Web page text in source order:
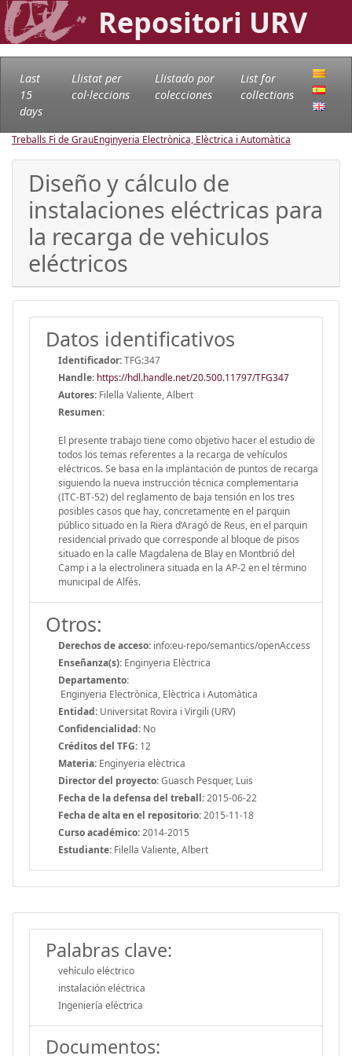
Repositori URV
Last
15
days
Llistat per
col·leccions
Llistado por
colecciones
List for
collections
Treballs Fi de GrauEnginyeria Electrònica, Elèctrica i Automàtica
Diseño y cálculo de
instalaciones eléctricas para
la recarga de vehiculos
eléctricos
Datos identificativos
Identificador:TFG:347
Handle: https://hdl.handle.net/20.500.11797/TFG347
Autores: Filella Valiente, Albert
Resumen:
El presente trabajo tiene como objetivo hacer el estudio de
todos los temas referentes a la recarga de vehículos
eléctricos. Se basa en la implantación de puntos de recarga
siguiendo la nueva instrucción técnica complementaria
(ITC-BT-52) del reglamento de baja tensión en los tres
posibles casos que hay, concretamente en el parquin
público situado en la Riera d’Aragó de Reus, en el parquin
residencial privado que corresponde al bloque de pisos
situado en la calle Magdalena de Blay en Montbrió del
Camp i a la electrolinera situada en la AP-2 en el término
municipal de Alfés.
Otros:
Derechos de acceso: info:eu-repo/semantics/openAccess
Enseñanza(s): Enginyeria Elèctrica
Departamento:
Enginyeria Electrònica, Elèctrica i Automàtica
Entidad: Universitat Rovira i Virgili (URV)
Confidencialidad: No
Créditos del TFG: 12
Materia: Enginyeria elèctrica
Director del proyecto:Guasch Pesquer, Luis
Fecha de la defensa del treball:2015-06-22
Fecha de alta en el repositorio:2015-11-18
Curso académico:2014-2015
Estudiante: Filella Valiente, Albert
Palabras clave:
vehículo eléctrico
instalación eléctrica
Ingeniería eléctrica
Documentos: